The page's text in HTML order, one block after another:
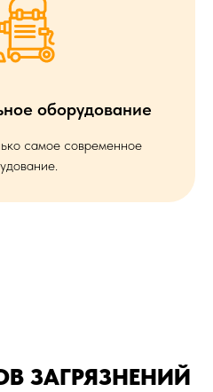
оборудование
самое современное
ЗАГРЯЗНЕНИЙ